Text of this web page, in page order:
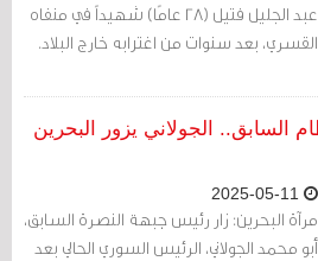
عبد الجليل فتيل (28 عامًا) شهيداً في منفاه
القسري، بعد سنوات من اغترابه خارج البلاد.
السابق.. الجولاني يزور البحرين
مرآة البحرين: زار رئيس جبهة النصرة السابق،
أبو محمد الجولاني، الرئيس السوري الحالي بعد